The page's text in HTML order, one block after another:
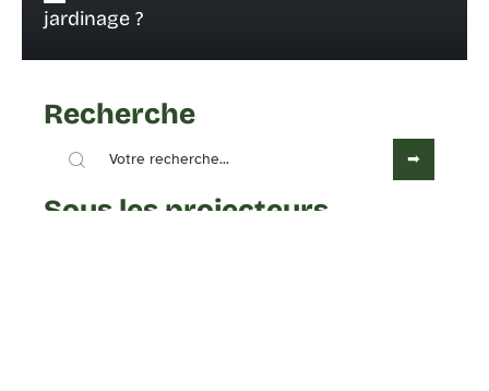
jardinage ?
Recherche
Sous les projecteurs